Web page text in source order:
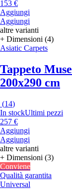
153 €
Aggiungi
Aggiungi
altre varianti
+ Dimensioni (4)
Asiatic Carpets
Tappeto Muse
200x290 cm
(14)
In stockUltimi pezzi
257 €
Aggiungi
Aggiungi
altre varianti
+ Dimensioni (3)
Conviene
Qualità garantita
Universal